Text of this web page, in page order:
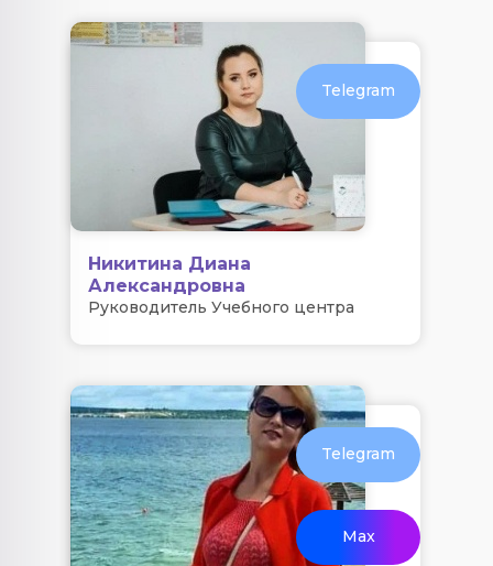
Никитина Диана
Александровна
Руководитель Учебного центра
Telegram
Telegram
Max